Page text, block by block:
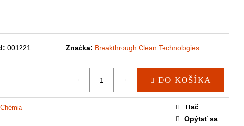
001221 Značka: Breakthrough Clean Technologies
DO KOŠÍKA
Chémia
Tlač
Opýtať sa